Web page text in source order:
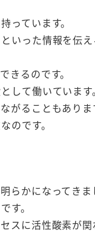
っています。
いった情報を伝
るのです。
して働いています。
がることもありま
のです。
らかになってきま
す。
に活性酸素が関